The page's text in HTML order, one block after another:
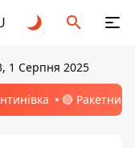
1 Серпня 2025
🔴 Ракетний